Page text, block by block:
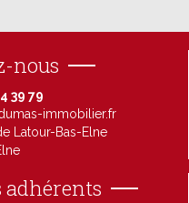
nous
39 79
immobilier.fr
Latour-Bas-Elne
adhérents